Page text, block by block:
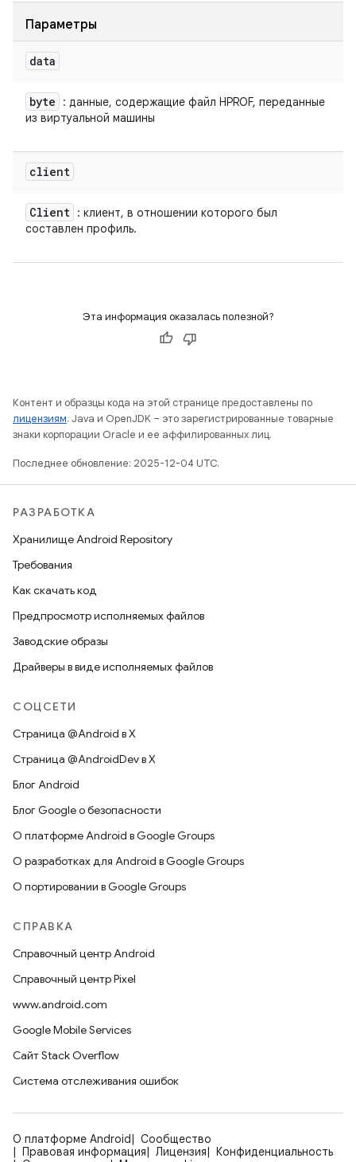
Параметры
data
byte
: данные, содержащие файл HPROF, переданные
из виртуальной машины
client
Client : клиент, в отношении которого был
составлен профиль.
Эта информация оказалась полезной?
Контент и образцы кода на этой странице предоставлены по
лицензиям. Java и OpenJDK – это зарегистрированные товарные
знаки корпорации Oracle и ее аффилированных лиц.
Последнее обновление: 2025-12-04 UTC.
РАЗРАБОТКА
Хранилище Android Repository
Требования
Как скачать код
Предпросмотр исполняемых файлов
Заводские образы
Драйверы в виде исполняемых файлов
СОЦСЕТИ
Страница @Android в X
Страница @AndroidDev в X
Блог Android
Блог Google о безопасности
О платформе Android в Google Groups
О разработках для Android в Google Groups
О портировании в Google Groups
СПРАВКА
Справочный центр Android
Справочный центр Pixel
www.android.com
Google Mobile Services
Сайт Stack Overflow
Система отслеживания ошибок
О платформе Android
Сообщество
Правовая информация
Лицензия
Конфиденциальность